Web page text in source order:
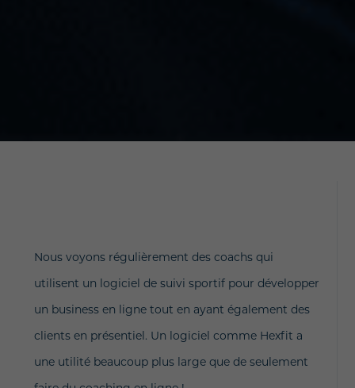
Nous voyons régulièrement des coachs qui
utilisent un logiciel de suivi sportif pour développer
un business en ligne tout en ayant également des
clients en présentiel. Un logiciel comme Hexfit a
une utilité beaucoup plus large que de seulement